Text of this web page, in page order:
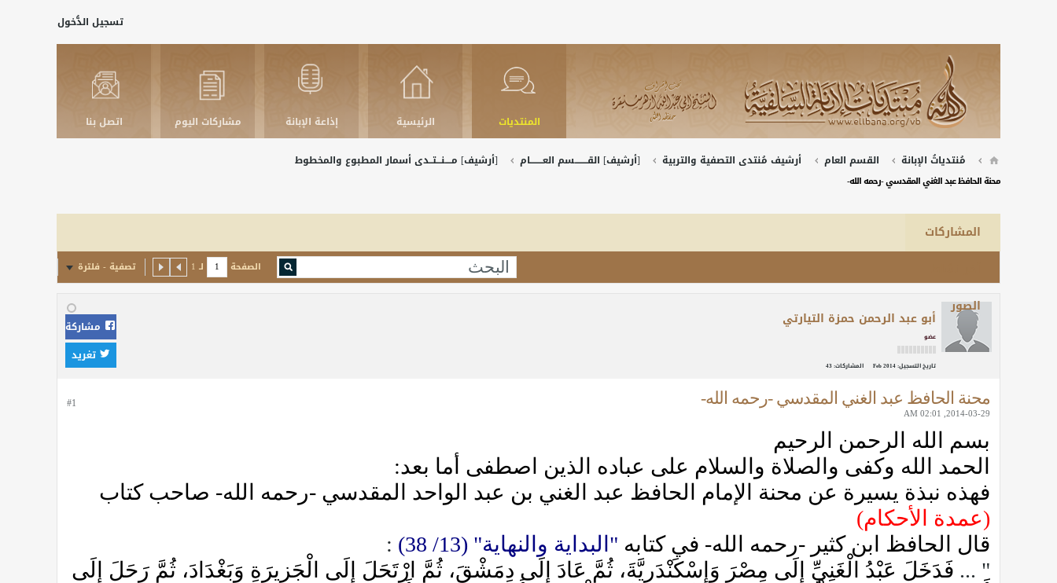
تسجيل الدُّخول
المنتديات الرئيسية إذاعة الإبانة مشاركات اليوم اتصل بنا
مُنتدياتُ الإبانة القسم العام أرشيف مُنتدى التصفية والتربية [أرشيف] القــــــــسم العــــــــام [أرشيف] مــــنـــتــدى أسمار المطبوع والمخطوط
محنة الحافظ عبد الغني المقدسي -رحمه الله-
المشاركات
الصور
الصفحة لـ 1 تصفية - فلترة
أبو عبد الرحمن حمزة التيارتي
عضو
تاريخ التسجيل:Feb 2014 المشاركات:43
مشاركة
تغريد
#1 محنة الحافظ عبد الغني المقدسي -رحمه الله-
2014-03-29, 02:01 AM
بسم الله الرحمن الرحيم
الحمد الله وكفى والصلاة والسلام على عباده الذين اصطفى أما بعد:
فهذه نبذة يسيرة عن محنة الإمام الحافظ عبد الغني بن عبد الواحد المقدسي -رحمه الله- صاحب كتاب
(عمدة الأحكام)
قال الحافظ ابن كثير -رحمه الله- في كتابه "البداية والنهاية" (13/ 38)
:
" ... فَدَخَلَ عَبْدُ الْغَنِيِّ إِلَى مِصْرَ وَإِسْكَنْدَرِيَّةَ، ثُمَّ عَادَ إِلَى دِمَشْقَ، ثُمَّ ارْتَحَلَ إِلَى الْجَزِيرَةِ وَبَغْدَادَ، ثُمَّ رَحَلَ إِلَى